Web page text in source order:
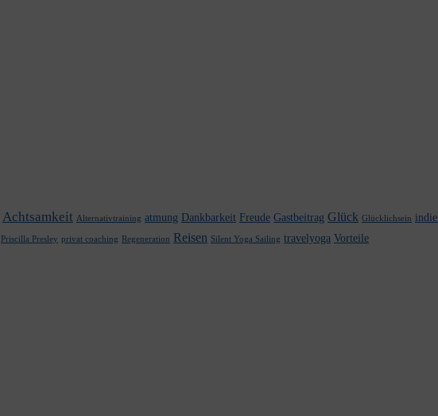
Achtsamkeit Alternativtraining atmung Dankbarkeit Freude Gastbeitrag Glück Glücklichsein
Priscilla Presley privat coaching Regeneration Reisen Silent Yoga Sailing travelyoga Vorteile